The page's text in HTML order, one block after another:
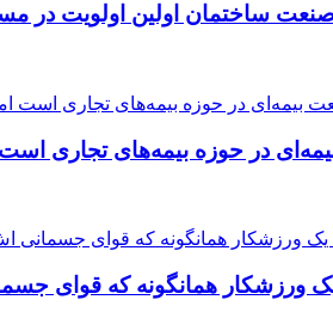
ساختمان اولین اولویت در
ورزشکار همانگونه که قوای